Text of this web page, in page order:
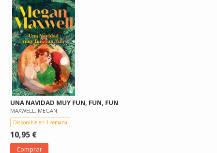
UNA NAVIDAD MUY FUN, FUN, FUN
MAXWELL, MEGAN
Disponible en 1 semana
10,95 €
Comprar